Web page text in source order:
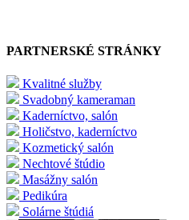
PARTNERSKÉ STRÁNKY
Kvalitné služby
Svadobný kameraman
Kaderníctvo, salón
Holičstvo, kaderníctvo
Kozmetický salón
Nechtové štúdio
Masážny salón
Pedikúra
Solárne štúdiá